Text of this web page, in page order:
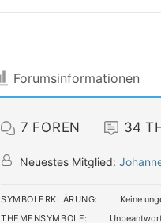
Forumsinformationen
7 FOREN 34
Neuestes Mitglied:
SYMBOLERKLÄRUNG: Keine
THEMENSYMBOLE: